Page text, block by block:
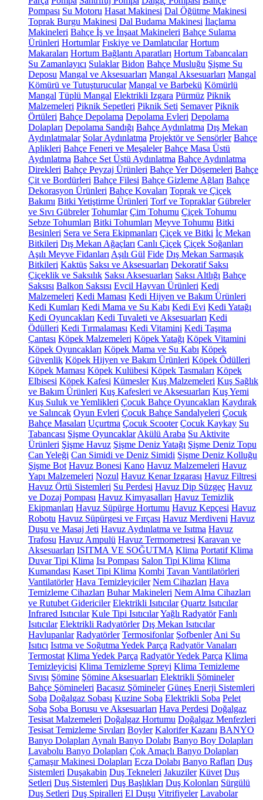
Pompası Su Motoru Hasat Makinesi Dal Öğütme Makinesi
Toprak Burgu Makinesi Dal Budama Makinesi İlaçlama
Makineleri Bahçe İş ve İnşaat Makineleri Bahçe Sulama
Ürünleri Hortumlar Fıskiye ve Damlatıcılar Hortum
Makaraları Hortum Bağlantı Aparatları Hortum Tabancaları
Su Zamanlayıcı Sulaklar Bidon Bahçe Musluğu Şişme Su
Deposu Mangal ve Aksesuarları Mangal Aksesuarları Mangal
Kömürü ve Tutuşturucular Mangal ve Barbekü Kömürlü
Mangal Tüplü Mangal Elektrikli Izgara Pürmüz Piknik
Malzemeleri Piknik Sepetleri Piknik Seti Semaver Piknik
Örtüleri Bahçe Depolama Depolama Evleri Depolama
Dolapları Depolama Sandığı Bahçe Aydınlatma Dış Mekan
Aydınlatmalar Solar Aydınlatma Projektör ve Sensörler Bahçe
Aplikleri Bahçe Feneri ve Meşaleler Bahçe Masa Üstü
Aydınlatma Bahçe Set Üstü Aydınlatma Bahçe Aydınlatma
Direkleri Bahçe Peyzaj Ürünleri Bahçe Yer Döşemeleri Bahçe
Çit ve Bordürleri Bahçe Filesi Bahçe Gizleme Ağları Bahçe
Dekorasyon Ürünleri Bahçe Kovaları Toprak ve Çiçek
Bakımı Bitki Yetiştirme Ürünleri Torf ve Topraklar Gübreler
ve Sıvı Gübreler Tohumlar Çim Tohumu Çiçek Tohumu
Sebze Tohumları Bitki Tohumları Meyve Tohumu Bitki
Besinleri Sera ve Sera Ekipmanları Çiçek ve Bitki İç Mekan
Bitkileri Dış Mekan Ağaçları Canlı Çiçek Çiçek Soğanları
Aşılı Meyve Fidanları Aşılı Gül Fide Dış Mekan Sarmaşık
Bitkileri Kaktüs Saksı ve Aksesuarları Dekoratif Saksı
Çiçeklik ve Saksılık Saksı Aksesuarları Saksı Altlığı Bahçe
Saksısı Balkon Saksısı Evcil Hayvan Ürünleri Kedi
Malzemeleri Kedi Maması Kedi Hijyen ve Bakım Ürünleri
Kedi Kumları Kedi Mama ve Su Kabı Kedi Evi Kedi Yatağı
Kedi Oyuncakları Kedi Tuvaleti ve Aksesuarları Kedi
Ödülleri Kedi Tırmalaması Kedi Vitamini Kedi Taşıma
Çantası Köpek Malzemeleri Köpek Yatağı Köpek Vitamini
Köpek Oyuncakları Köpek Mama ve Su Kabı Köpek
Güvenlik Köpek Hijyen ve Bakım Ürünleri Köpek Ödülleri
Köpek Maması Köpek Kulübesi Köpek Tasmaları Köpek
Elbisesi Köpek Kafesi Kümesler Kuş Malzemeleri Kuş Sağlık
ve Bakım Ürünleri Kuş Kafesleri ve Aksesuarları Kuş Yemi
Kuş Suluk ve Yemlikleri Çocuk Bahçe Oyuncakları Kaydırak
ve Salıncak Oyun Evleri Çocuk Bahçe Sandalyeleri Çocuk
Bahçe Masaları Uçurtma Çocuk Scooter Çocuk Kaykay Su
Tabancası Şişme Oyuncaklar Akülü Araba Su Aktivite
Ürünleri Şişme Havuz Şişme Deniz Yatağı Şişme Deniz Topu
Can Yeleği Can Simidi ve Deniz Simidi Şişme Deniz Kolluğu
Şişme Bot Havuz Bonesi Kano Havuz Malzemeleri Havuz
Yapı Malzemeleri Nozul Havuz Kenar Izgarası Havuz Filtresi
Havuz Örtü Sistemleri Su Perdesi Havuz Dip Süzgeç Havuz
ve Dozaj Pompası Havuz Kimyasalları Havuz Temizlik
Ekipmanları Havuz Süpürge Hortumu Havuz Kepçesi Havuz
Robotu Havuz Süpürgesi ve Fırçası Havuz Merdiveni Havuz
Duşu ve Masaj Jeti Havuz Aydınlatma ve Isıtma Havuz
Trafosu Havuz Ampulü Havuz Termometresi Karavan ve
Aksesuarları ISITMA VE SOĞUTMA Klima Portatif Klima
Duvar Tipi Klima Isı Pompası Salon Tipi Klima Klima
Kumandası Kaset Tipi Klima Kombi Tavan Vantilatörleri
Vantilatörler Hava Temizleyiciler Nem Cihazları Hava
Temizleme Cihazları Buhar Makineleri Nem Alma Cihazları
ve Rutubet Gidericiler Elektrikli Isıtıcılar Quartz Isıtıcılar
Infrared Isıtıcılar Kule Tipi IsıtıcılarYağlı Radyatör Fanlı
Isıtıcılar Elektrikli Radyatörler Dış Mekan Isıtıcılar
Havlupanlar Radyatörler Termosifonlar Şofbenler Ani Su
Isıtıcı Isıtma ve Soğutma Yedek Parça Radyatör Vanaları
Termostat Klima Yedek Parça Radyatör Yedek Parça Klima
Temizleyicisi Klima Temizleme Spreyi Klima Temizleme
Sıvısı Şömine Şömine Aksesuarları Elektrikli Şömineler
Bahçe Şömineleri Bacasız Şömineler Güneş Enerji Sistemleri
Soba Doğalgaz Sobası Kuzine Soba Elektrikli Soba Pelet
Soba Soba Borusu ve Aksesuarları Hava Perdesi Doğalgaz
Tesisat Malzemeleri Doğalgaz Hortumu Doğalgaz Menfezleri
Tesisat Temizleme Sıvıları Boyler Kalorifer Kazanı BANYO
Banyo Dolapları Aynalı Banyo Dolabı Banyo Boy Dolapları
Lavabolu Banyo Dolapları Çok Amaçlı Banyo Dolapları
Çamaşır Makinesi Dolapları Ecza Dolabı Banyo Rafları Duş
Sistemleri Duşakabin Duş Tekneleri Jakuziler Küvet Duş
Setleri Duş Sistemleri Duş Başlıkları Duş Kolonları Sürgülü
Duş Setleri Duş Spiralleri El Duşu Vitrifiyeler Lavabolar